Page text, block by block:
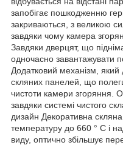
запобігає пошкодженню
закриваються, з великою
завдяки чому камера
Завдяки дверцят, що
одночасно завантажувати
Додатковий механізм, який
скляних панелей, що
чистоти камери згоряння.
завдяки системі чистого
дизайн Декоративна
температуру до 660 ° C і
виду, оптично збільшує